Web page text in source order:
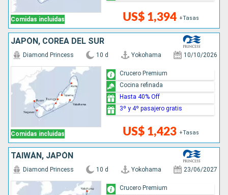
Comidas incluidas US$ 1,394 +Tasas
JAPÓN, COREA DEL SUR
Comidas incluidas
Diamond Princess 10 d Yokohama 10/10/2026
US$ 1,423 +Tasas
Crucero Premium
Cocina refinada
Hasta 40% Off
3º y 4º pasajero gratis
TAIWÁN, JAPÓN
Diamond Princess 10 d Yokohama 23/06/2027
Crucero Premium